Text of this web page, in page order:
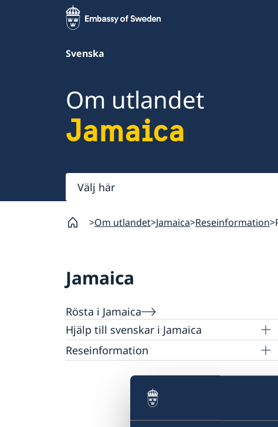
Svenska
Om utlandet
Jamaica
Välj
här
Om utlandet Jamaica Reseinformation
Jamaica
Rösta i Jamaica
Hjälp till svenskar i Jamaica
Rösta i Jamaica
Pass utomlands
Förlust av pass
Gifta sig utomlands
Reseinformation
Allmänna säkerhetsläget